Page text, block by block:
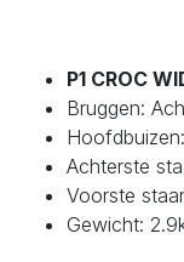
P1 CROC
Bruggen:
Achterste
Voorste
Gewicht: